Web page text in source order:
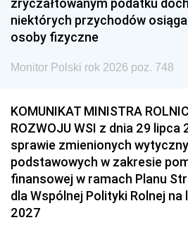
niektórych przychodów
osoby fizyczne
Monitor Polski rok 2026 poz. 748
KOMUNIKAT MINISTRA
ROZWOJU WSI z dnia 29 lipca
sprawie zmienionych
podstawowych w zakresie
finansowej w ramach Planu
dla Wspólnej Polityki Rolnej
2027